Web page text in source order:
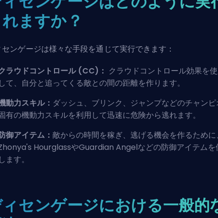
ますか？
ンゲージは様々な手段を通じて実行できます：
ラウドコントロール (CC)： クラウドコントロール効果を
て、自分と追ってくる敵との間の距離を作ります。
動力スキル： ダッシュ、ブリンク、ジャンプなどのチャンピ
有の機動力スキルを利用して迅速に危険から逃れます。
御アイテム： 敵からの時間を稼ぎ、逃げる機会を作るために、
HourglassやGuardian Angelなどの防御アイテムを
ます。
センゲージにおける一般的